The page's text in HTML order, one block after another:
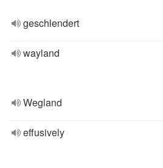
geschlendert
wayland
Wegland
effusively